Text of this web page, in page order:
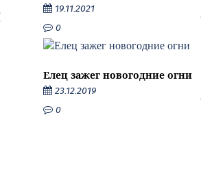
19.11.2021
0
Елец зажег новогодние огни
23.12.2019
0